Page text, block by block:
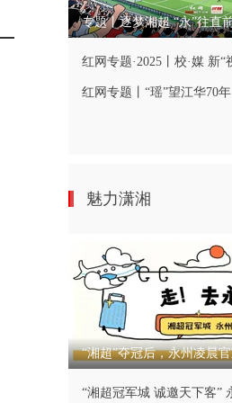
专题丨逐梦湘超 “永”往直
红网专题·2025丨校·媒 新“
红网专题丨“瑶”望江华70年
魅力潇湘
“湘超”夺冠后，永州凌晨
“湘超冠军城 诚邀天下客”